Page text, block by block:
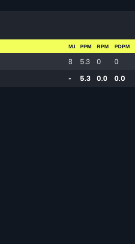
MJ PPM RPM PDPM
8 5.3 0 0
- 5.3 0.0 0.0